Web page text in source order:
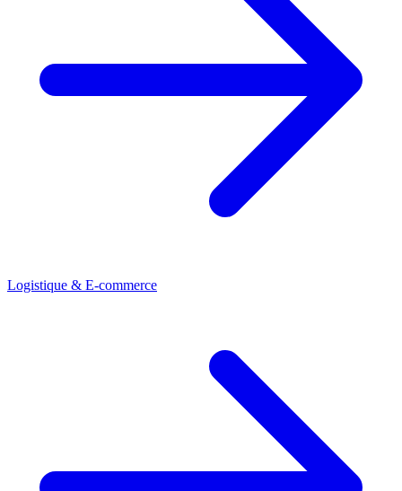
Logistique & E-commerce